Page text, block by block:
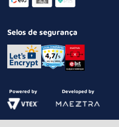
Selos de segurança
Powered by Developed by